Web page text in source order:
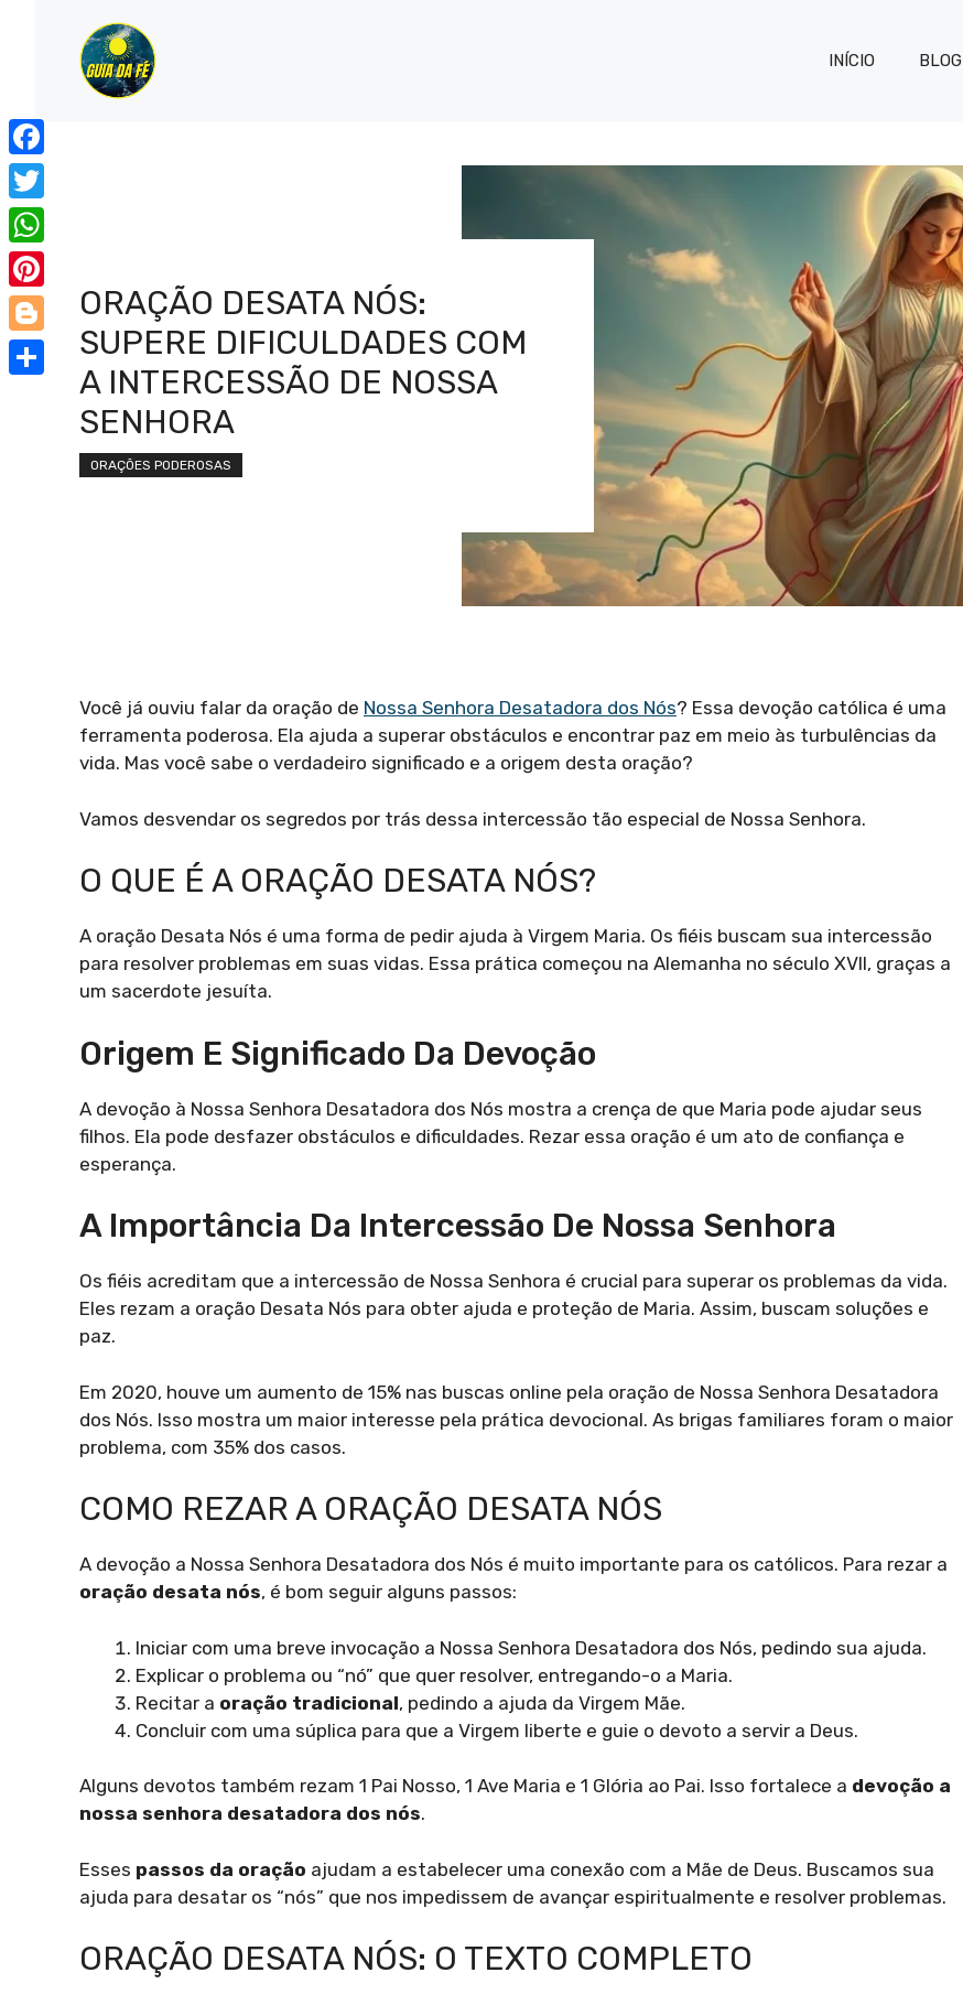
INÍCIO BLOG
ORAÇÃO DESATA NÓS:
SUPERE DIFICULDADES COM
A INTERCESSÃO DE NOSSA
SENHORA
ORAÇÕES PODEROSAS
Você já ouviu falar da oração de Nossa Senhora Desatadora dos Nós? Essa devoção católica é uma
ferramenta poderosa. Ela ajuda a superar obstáculos e encontrar paz em meio às turbulências da
vida. Mas você sabe o verdadeiro significado e a origem desta oração?
Vamos desvendar os segredos por trás dessa intercessão tão especial de Nossa Senhora.
O QUE É A ORAÇÃO DESATA NÓS?
A oração Desata Nós é uma forma de pedir ajuda à Virgem Maria. Os fiéis buscam sua intercessão
para resolver problemas em suas vidas. Essa prática começou na Alemanha no século XVII, graças a
um sacerdote jesuíta.
Origem E Significado Da Devoção
A devoção à Nossa Senhora Desatadora dos Nós mostra a crença de que Maria pode ajudar seus
filhos. Ela pode desfazer obstáculos e dificuldades. Rezar essa oração é um ato de confiança e
esperança.
A Importância Da Intercessão De Nossa Senhora
Os fiéis acreditam que a intercessão de Nossa Senhora é crucial para superar os problemas da vida.
Eles rezam a oração Desata Nós para obter ajuda e proteção de Maria. Assim, buscam soluções e
paz.
Em 2020, houve um aumento de 15% nas buscas online pela oração de Nossa Senhora Desatadora
dos Nós. Isso mostra um maior interesse pela prática devocional. As brigas familiares foram o maior
problema, com 35% dos casos.
COMO REZAR A ORAÇÃO DESATA NÓS
A devoção a Nossa Senhora Desatadora dos Nós é muito importante para os católicos. Para rezar a
oração desata nós, é bom seguir alguns passos:
Iniciar com uma breve invocação a Nossa Senhora Desatadora dos Nós, pedindo sua ajuda.
Explicar o problema ou “nó” que quer resolver, entregando-o a Maria.
Recitar a oração tradicional, pedindo a ajuda da Virgem Mãe.
Concluir com uma súplica para que a Virgem liberte e guie o devoto a servir a Deus.
Alguns devotos também rezam 1 Pai Nosso, 1 Ave Maria e 1 Glória ao Pai. Isso fortalece a devoção a
nossa senhora desatadora dos nós.
Esses passos da oração ajudam a estabelecer uma conexão com a Mãe de Deus. Buscamos sua
ajuda para desatar os “nós” que nos impedissem de avançar espiritualmente e resolver problemas.
ORAÇÃO DESATA NÓS: O TEXTO COMPLETO
Facebook
Twitter
WhatsApp
Pinterest
Blogger